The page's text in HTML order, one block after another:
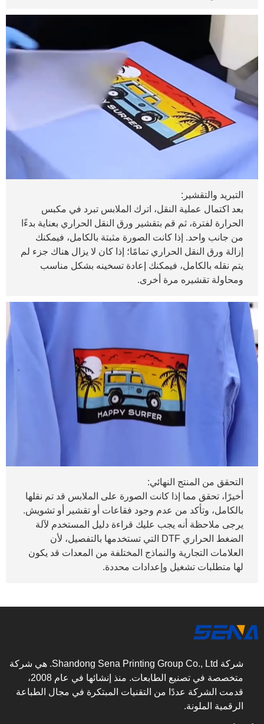
التبريد والتقشير:
بعد اكتمال عملية النقل، اترك الملابس تبرد في مكبس
الحرارة لفترة، ثم قم بتقشير ورق النقل الحراري بعناية بدءًا
من جانب واحد. إذا كانت الصورة مثبتة بالكامل، فيمكنك
إزالة ورق النقل الحراري تمامًا؛ إذا كان لا يزال هناك جزء لم
يتم نقله بالكامل، فيمكنك إعادة تسخينه بشكل مناسب
ومحاولة تقشيره مرة أخرى.
التحقق من المنتج النهائي:
أخيرًا، تحقق مما إذا كانت الصورة على الملابس قد تم نقلها
بالكامل، وتأكد من عدم وجود فقاعات أو تقشير أو تشويش.
يرجى ملاحظة أنه يجب عليك قراءة دليل المستخدم لآلة
الضغط الحراري DTF التي تستخدمها بالتفصيل، لأن
العلامات التجارية والنماذج المختلفة من المعدات قد يكون
لها متطلبات تشغيل وإعدادات محددة.
شركة Shandong Sena Printing Group Co., Ltd. هي شركة
متخصصة في تصنيع الطابعات. منذ إنشائها في عام 2008،
قدمت الشركة عددًا من التقنيات المبتكرة في مجال الطباعة
الرقمية الملونة.